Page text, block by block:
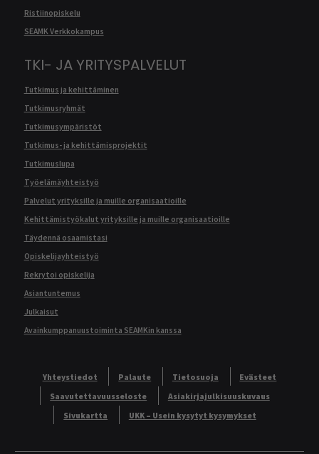
Ristiinopiskelu
SEAMK Verkkokampus
TKI- JA YRITYSPALVELUT
Tutkimus ja kehittäminen
Tutkimusryhmät
Tutkimusympäristöt
Tutkimus- ja kehittämisprojektit
Tutkimuslupa
Työelämäyhteistyö
Palvelut yrityksille ja muille organisaatioille
Kehittämistyökalut yrityksille ja muille organisaatioille
Täydennä osaamistasi
Opiskelijayhteistyö
Rekrytoi opiskelija
Asiantuntemus
Julkaisut
Avainkumppanuustoiminta SEAMKin kanssa
Yhteystiedot Palaute Tietosuoja
Evästeet
Saavutettavuusseloste
Asiakirjajulkisuuskuvaus
Sivukartta
UKK – Usein kysytyt kysymykset